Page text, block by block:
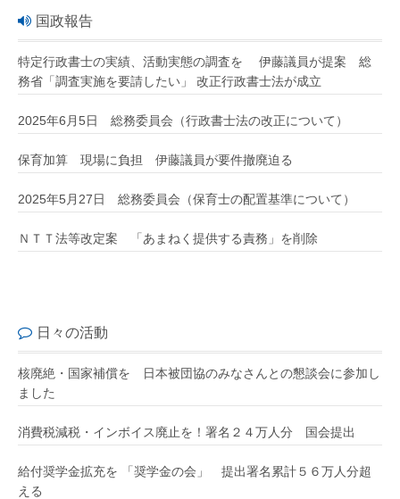
国政報告
特定行政書士の実績、活動実態の調査を 伊藤議員が提案 総
務省「調査実施を要請したい」 改正行政書士法が成立
2025年6月5日 総務委員会（行政書士法の改正について）
保育加算 現場に負担 伊藤議員が要件撤廃迫る
2025年5月27日 総務委員会（保育士の配置基準について）
ＮＴＴ法等改定案 「あまねく提供する責務」を削除
日々の活動
核廃絶・国家補償を 日本被団協のみなさんとの懇談会に参加し
ました
消費税減税・インボイス廃止を！署名２４万人分 国会提出
給付奨学金拡充を 「奨学金の会」 提出署名累計５６万人分超
える